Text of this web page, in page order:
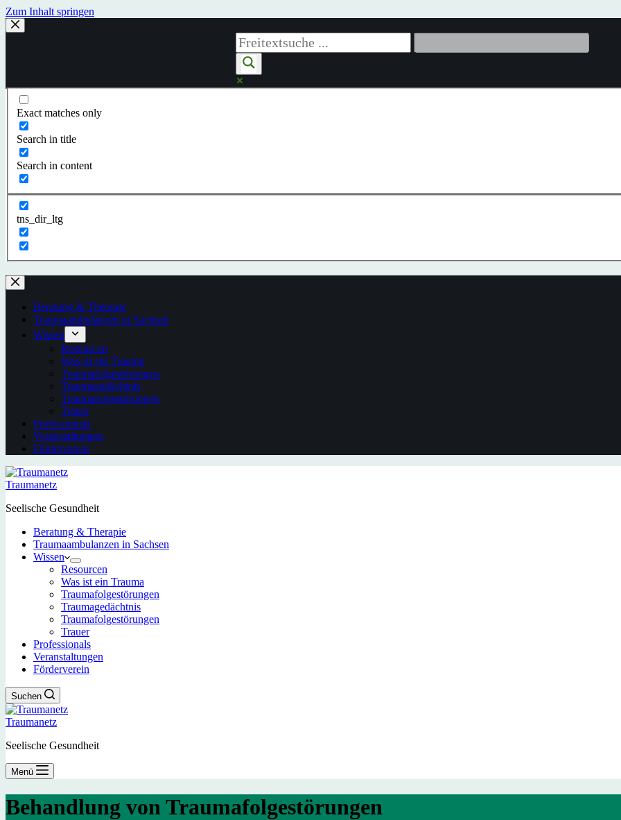
Zum Inhalt springen
Exact matches only
Search in title
Search in content
tns_dir_ltg
Beratung & Therapie
Traumaambulanzen in Sachsen
Wissen
Resourcen
Was ist ein Trauma
Traumafolgestörungen
Traumagedächtnis
Traumafolgestörungen
Trauer
Professionals
Veranstaltungen
Förderverein
Traumanetz
Seelische Gesundheit
Beratung & Therapie
Traumaambulanzen in Sachsen
Wissen
Resourcen
Was ist ein Trauma
Traumafolgestörungen
Traumagedächtnis
Traumafolgestörungen
Trauer
Professionals
Veranstaltungen
Förderverein
Suchen
Traumanetz
Seelische Gesundheit
Menü
Behandlung von Traumafolgestörungen